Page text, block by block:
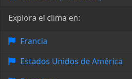
Explora el clima en:
Francia
Estados Unidos de América